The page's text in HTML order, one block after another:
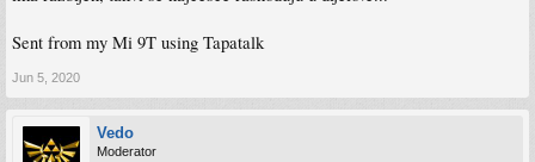
Sent from my Mi 9T using Tapatalk
Jun 5, 2020
Vedo
Moderator